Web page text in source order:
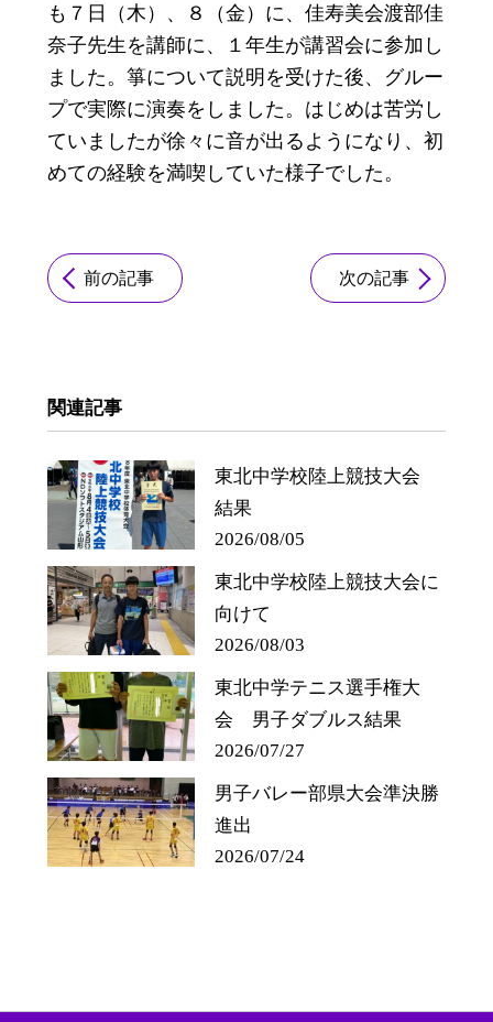
も７日（木）、８（金）に、佳寿美会渡部佳
奈子先生を講師に、１年生が講習会に参加し
ました。箏について説明を受けた後、グルー
プで実際に演奏をしました。はじめは苦労し
ていましたが徐々に音が出るようになり、初
めての経験を満喫していた様子でした。
前の記事 次の記事
関連記事
東北中学校陸上競技大会
結果
2026/08/05
東北中学校陸上競技大会に
向けて
2026/08/03
東北中学テニス選手権大
会 男子ダブルス結果
2026/07/27
男子バレー部県大会準決勝
進出
2026/07/24